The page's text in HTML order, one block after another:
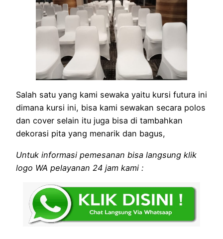
Salah satu yang kami sewaka yaitu kursi futura ini
dimana kursi ini, bisa kami sewakan secara polos
dan cover selain itu juga bisa di tambahkan
dekorasi pita yang menarik dan bagus,
Untuk informasi pemesanan bisa langsung klik
logo WA pelayanan 24 jam kami :